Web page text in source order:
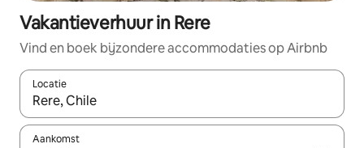
Vakantieverhuur in Rere
Vind en boek bijzondere accommodaties op Airbnb
Locatie
Wanneer er suggesties beschikbaar zijn, maak je een keuze
Aankomst